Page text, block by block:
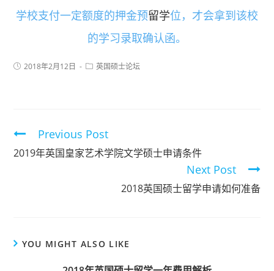
学校支付一定额度的押金预留学位，才会拿到该校
的学习录取确认函。
2018年2月12日 英国硕士论坛
Previous Post
2019年英国皇家艺术学院文学硕士申请条件
Next Post
2018英国硕士留学申请如何准备
YOU MIGHT ALSO LIKE